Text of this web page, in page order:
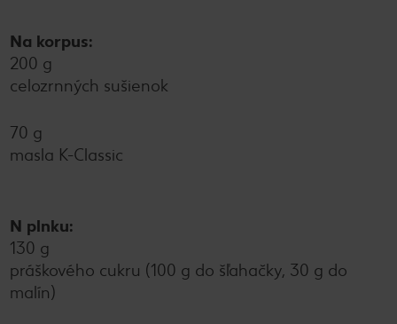
Na korpus:
200 g
celozrnných sušienok
70 g
masla K-Classic
N plnku:
130 g
práškového cukru (100 g do šľahačky, 30 g do
malín)